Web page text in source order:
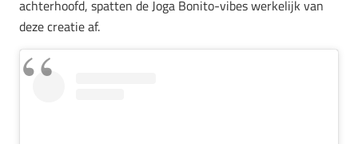
achterhoofd, spatten de Joga Bonito-vibes werkelijk van
deze creatie af.